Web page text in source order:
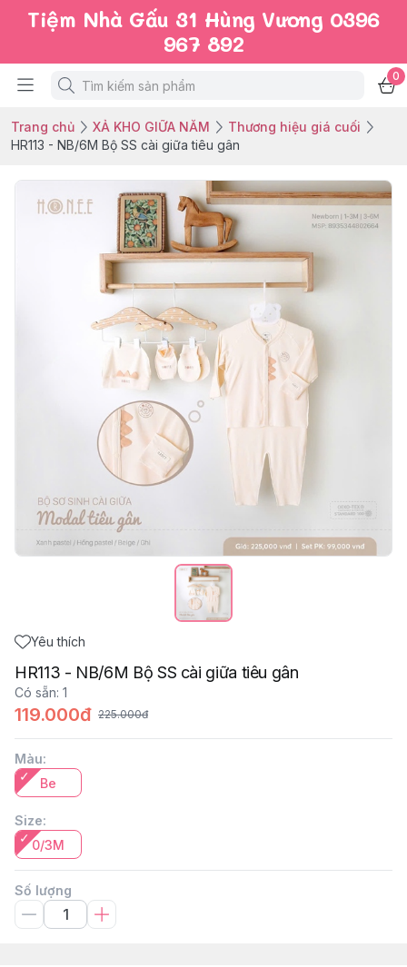
Tiệm Nhà Gấu 31 Hùng Vương 0396
967 892
0
Trang chủ XẢ KHO GIỮA NĂM
Thương hiệu giá cuối
HR113 - NB/6M Bộ SS cài giữa tiêu gân
Yêu thích
HR113 - NB/6M Bộ SS cài giữa tiêu gân
Có sẵn: 1
119.000đ 225.000đ
Màu:
Be
Size:
0/3M
Số lượng